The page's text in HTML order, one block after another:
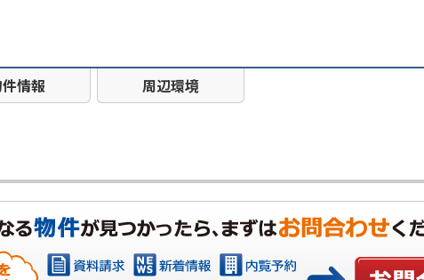
情報 周辺環境